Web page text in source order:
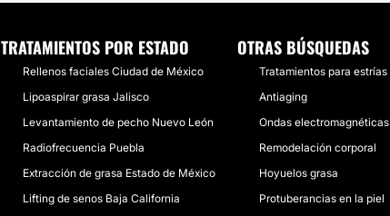
TRATAMIENTOS POR ESTADO
Rellenos faciales Ciudad de México
Lipoaspirar grasa Jalisco
Levantamiento de pecho Nuevo León
Radiofrecuencia Puebla
Extracción de grasa Estado de México
Lifting de senos Baja California
OTRAS BÚSQUEDAS
Tratamientos para estrías
Antiaging
Ondas electromagnéticas
Remodelación corporal
Hoyuelos grasa
Protuberancias en la piel